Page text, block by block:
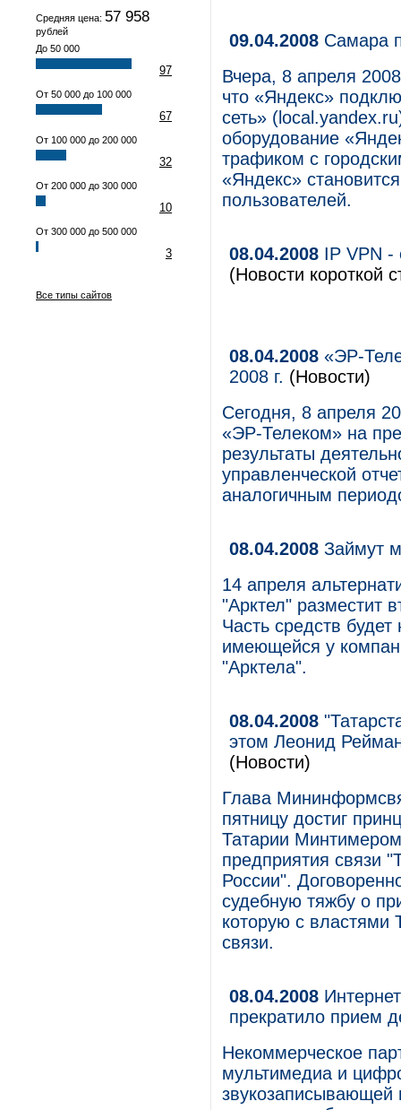
Средняя цена: 57 958
рублей
До 50 000
97
От 50 000 до 100 000
67
От 100 000 до 200 000
32
От 200 000 до 300 000
10
От 300 000 до 500 000
3
Все типы сайтов
09.04.2008 Самара
Вчера, 8 апреля
что «Яндекс»
сеть»
оборудование
трафиком с
«Яндекс»
пользователей.
08.04.2008 IP VPN -
(Новости короткой
08.04.2008 «ЭР-
2008 г. (Новости)
Сегодня, 8 апреля
«ЭР-Телеком» на
результаты
управленческой
аналогичным
08.04.2008 Займут
14 апреля
"Арктел" разместит
Часть средств
имеющейся у
"Арктела".
08.04.2008
этом Леонид
(Новости)
Глава
пятницу достиг
Татарии
предприятия связи
России".
судебную тяжбу о
которую с властями
связи.
08.04.2008
прекратило прием
Некоммерческое
мультимедиа и
звукозаписывающей